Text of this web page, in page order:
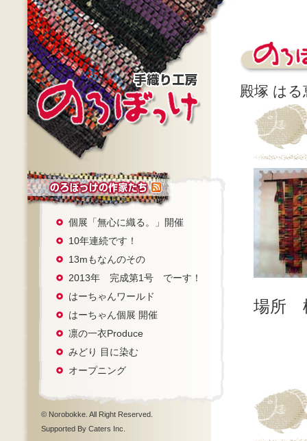
個展「無心に織る。」開催
10年連続です！
13mもなんのその
2013年 完成第1号 でーす！
はーちゃんワールド
はーちゃん個展 開催
凛の一衣Produce
みどり 目に染む
オープニング
© Norobokke. All Right Reserved.
Supported By Caters Inc.
殿塚 は
場所